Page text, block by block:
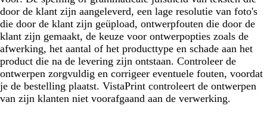
door de klant zijn aangeleverd, een lage resolutie van foto's
die door de klant zijn geüpload, ontwerpfouten die door de
klant zijn gemaakt, de keuze voor ontwerpopties zoals de
afwerking, het aantal of het producttype en schade aan het
product die na de levering zijn ontstaan. Controleer de
ontwerpen zorgvuldig en corrigeer eventuele fouten, voordat
je de bestelling plaatst. VistaPrint controleert de ontwerpen
van zijn klanten niet voorafgaand aan de verwerking.